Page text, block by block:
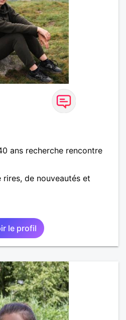
ans recherche rencontre
de nouveautés et
le profil